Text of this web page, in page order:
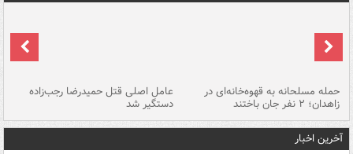
حمله مسلحانه به قهوه‌خانه‌ای در
زاهدان؛ ۲ نفر جان باختند
عامل اصلی قتل حمیدرضا رجب‌زاده
دستگیر شد
آخرین اخبار